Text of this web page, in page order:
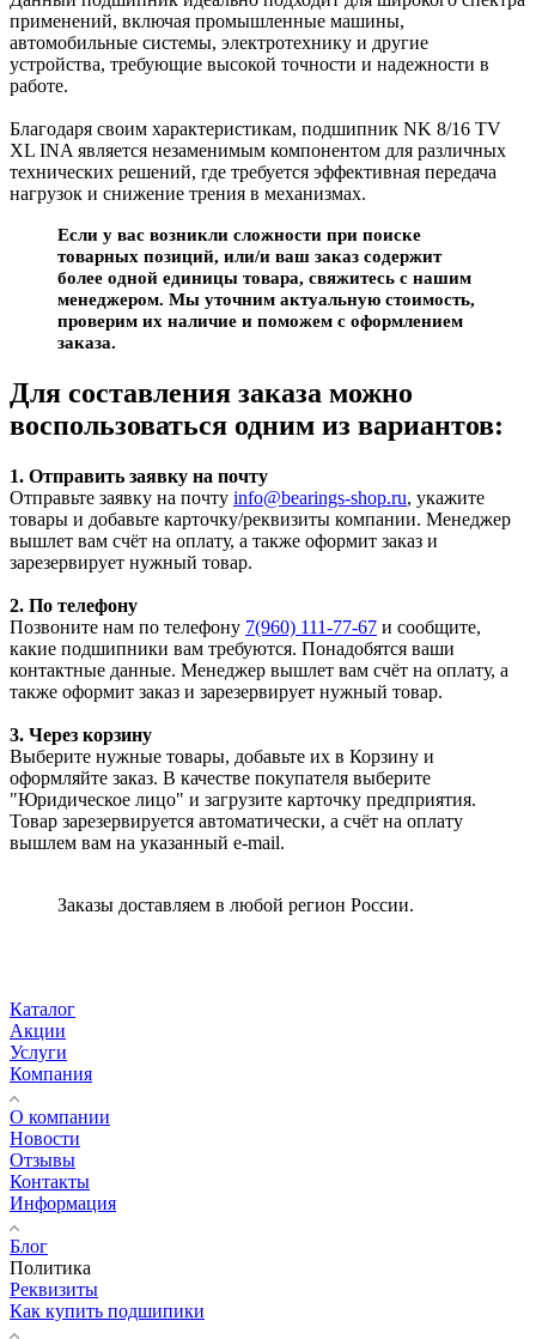
применений, включая промышленные машины,
автомобильные системы, электротехнику и другие
устройства, требующие высокой точности и надежности в
работе.
Благодаря своим характеристикам, подшипник NK 8/16 TV
XL INA является незаменимым компонентом для различных
технических решений, где требуется эффективная передача
нагрузок и снижение трения в механизмах.
Если у вас возникли сложности при поиске
товарных позиций, или/и ваш заказ содержит
более одной единицы товара, свяжитесь с нашим
менеджером. Мы уточним актуальную стоимость,
проверим их наличие и поможем с оформлением
заказа.
Для составления заказа можно
воспользоваться одним из вариантов:
1. Отправить заявку на почту
Отправьте заявку на почту info@bearings-shop.ru, укажите
товары и добавьте карточку/реквизиты компании. Менеджер
вышлет вам счёт на оплату, а также оформит заказ и
зарезервирует нужный товар.
2. По телефону
Позвоните нам по телефону 7(960) 111-77-67 и сообщите,
какие подшипники вам требуются. Понадобятся ваши
контактные данные. Менеджер вышлет вам счёт на оплату, а
также оформит заказ и зарезервирует нужный товар.
3. Через корзину
Выберите нужные товары, добавьте их в Корзину и
оформляйте заказ. В качестве покупателя выберите
"Юридическое лицо" и загрузите карточку предприятия.
Товар зарезервируется автоматически, а счёт на оплату
вышлем вам на указанный e-mail.
Заказы доставляем в любой регион России.
Каталог
Акции
Услуги
Компания
О компании
Новости
Отзывы
Контакты
Информация
Блог
Политика
Реквизиты
Как купить подшипики